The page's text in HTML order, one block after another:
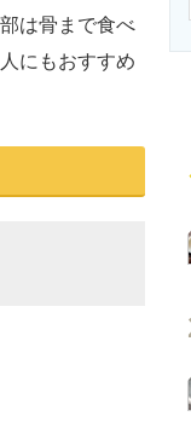
は骨まで食べ
にもおすすめ